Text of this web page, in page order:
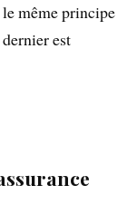
même principe
est